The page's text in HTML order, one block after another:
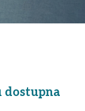
dostupna